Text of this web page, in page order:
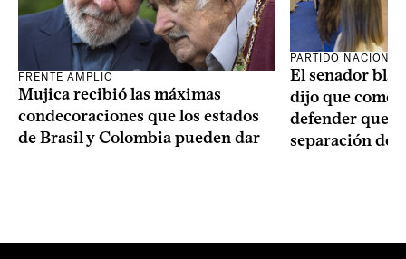
FRENTE AMPLIO
Mujica recibió las máximas
condecoraciones que los estados
de Brasil y Colombia pueden dar
PARTIDO NACIONAL
El senador
dijo que como
defender que
separación de